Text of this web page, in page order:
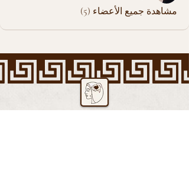
مشاهدة جميع الأعضاء (5)